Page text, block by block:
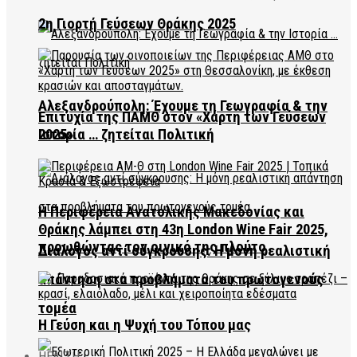
Αλεξανδρούπολη: Έχουμε τη Γεωγραφία & την
Ιστορία … ζητείται Πολιτική
Διάλογος αντί σύγκρουσης: Η μόνη ρεαλιστική
απάντηση στα προβλήματα του πρωτογενούς
τομέα
2η Γιορτή Γεύσεων Θράκης 2025
Επιτυχία της ΠΑΜΘ στον «Χάρτη των Γεύσεων
2025»
Η Περιφέρεια Ανατολικής Μακεδονίας και
Θράκης λάμπει στη 43η London Wine Fair 2025,
προωθώντας τον οινικό της πλούτο
Η Γεύση και η Ψυχή του Τόπου μας